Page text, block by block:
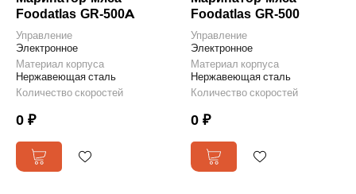
Foodatlas GR-500A
Управление
Электронное
Материал корпуса
Нержавеющая сталь
Количество скоростей
0 ₽
Foodatlas GR-500
Управление
Электронное
Материал корпуса
Нержавеющая сталь
Количество скоростей
0 ₽